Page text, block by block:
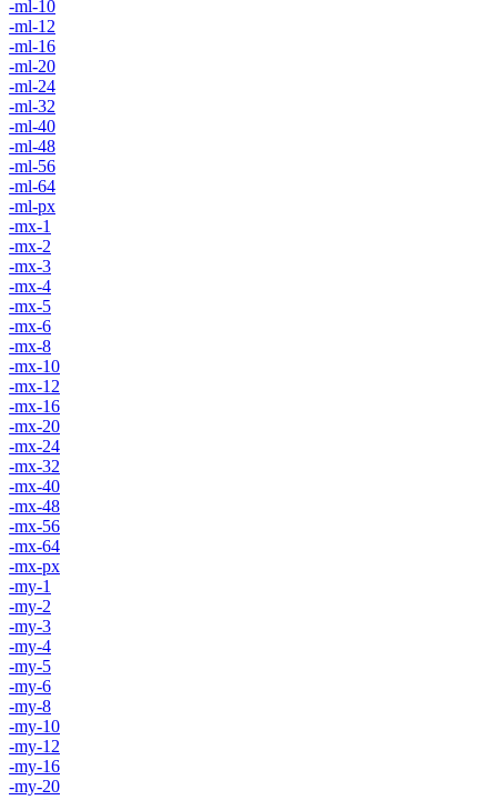
-ml-10
-ml-12
-ml-16
-ml-20
-ml-24
-ml-32
-ml-40
-ml-48
-ml-56
-ml-64
-ml-px
-mx-1
-mx-2
-mx-3
-mx-4
-mx-5
-mx-6
-mx-8
-mx-10
-mx-12
-mx-16
-mx-20
-mx-24
-mx-32
-mx-40
-mx-48
-mx-56
-mx-64
-mx-px
-my-1
-my-2
-my-3
-my-4
-my-5
-my-6
-my-8
-my-10
-my-12
-my-16
-my-20